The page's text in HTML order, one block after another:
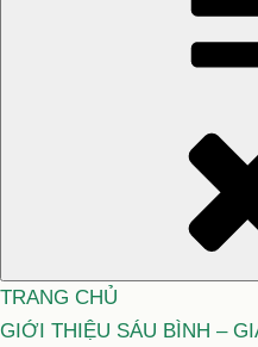
TRANG CHỦ
GIỚI THIỆU SÁU BÌNH –